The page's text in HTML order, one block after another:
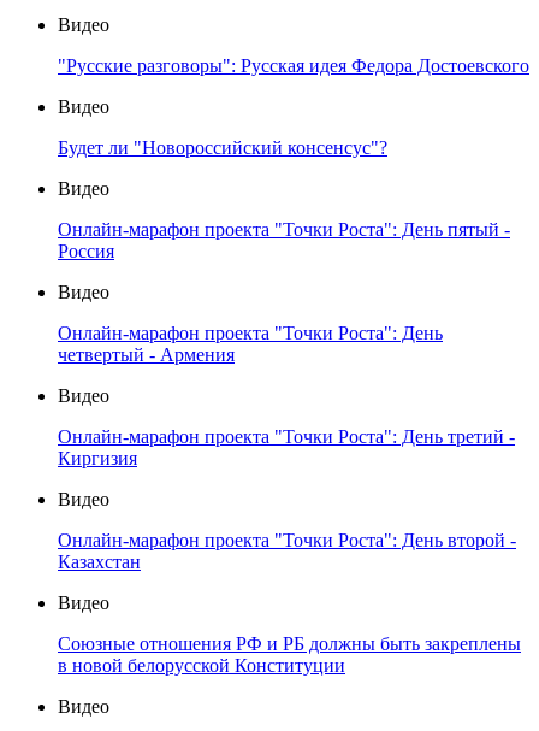
Видео
"Русские разговоры": Русская идея Федора Достоевского
Видео
Будет ли "Новороссийский консенсус"?
Видео
Онлайн-марафон проекта "Точки Роста": День пятый -
Россия
Видео
Онлайн-марафон проекта "Точки Роста": День
четвертый - Армения
Видео
Онлайн-марафон проекта "Точки Роста": День третий -
Киргизия
Видео
Онлайн-марафон проекта "Точки Роста": День второй -
Казахстан
Видео
Союзные отношения РФ и РБ должны быть закреплены
в новой белорусской Конституции
Видео